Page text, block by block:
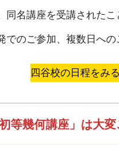
名講座を受講されたこ
のご参加、複数日への
四谷校の日程をみる
等幾何講座」は大変